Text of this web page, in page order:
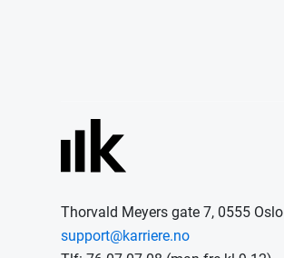
Thorvald Meyers gate 7, 0555 Oslo
support@karriere.no